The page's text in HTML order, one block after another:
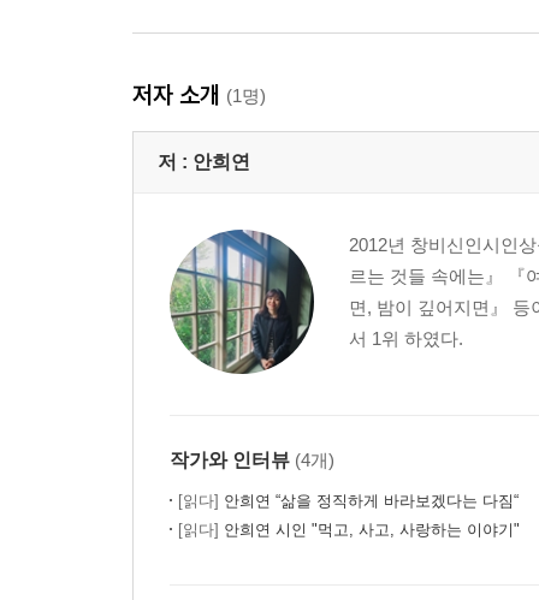
밤 산책 ……153
옮겨짐과 옮겨냄 ……162
사랑의 단상 ……172
그 겨울의 끝 ……188
에필로그 ……197
저자 소개 (1명)
저 : 안희연
2012년 창비신인시인
르는 것들 속에는』 『
면, 밤이 깊어지면』
서 1위 하였다.
작가와 인터뷰 (4개)
[읽다] 안희연 “삶을 정직하게 바라보겠다는 다짐“
[읽다] 안희연 시인 "먹고, 사고, 사랑하는 이야기"